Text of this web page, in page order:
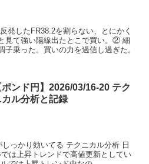
発したFR38.2を割らない、とにかく
見て強い陽線出たとこで買い。② 細
乗った。買いの力を過信し過ぎた。
ポンド円】2026/03/16-20 テク
カル分析と記録
っかり効いてる テクニカル分析 日
は上昇トレンドで高値更新としてい